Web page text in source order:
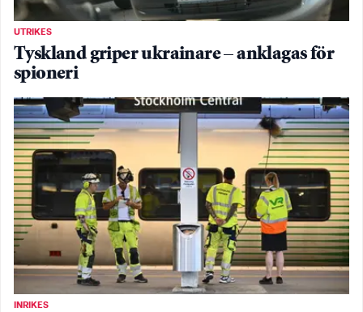
UTRIKES
Tyskland griper ukrainare – anklagas för
spioneri
INRIKES